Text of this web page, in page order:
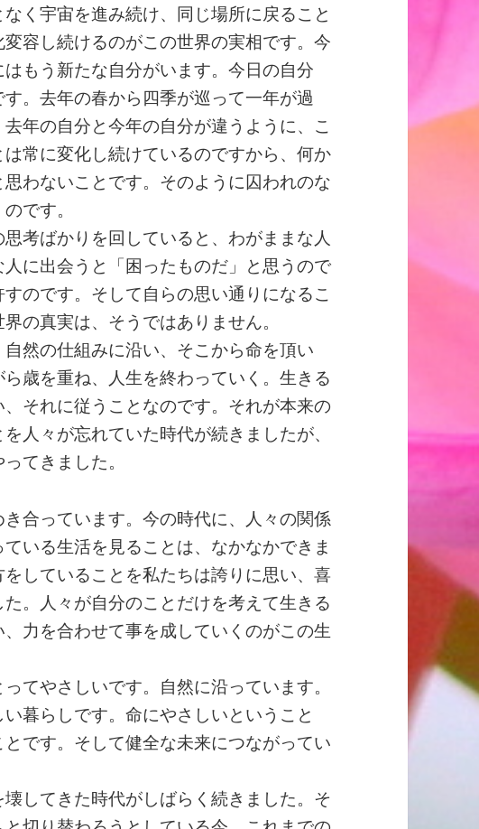
く宇宙を進み続け、同じ場所に戻ること
容し続けるのがこの世界の実相です。今
もう新たな自分がいます。今日の自分
。去年の春から四季が巡って一年が過
年の自分と今年の自分が違うように、こ
常に変化し続けているのですから、何か
わないことです。そのように囚われのな
です。
考ばかりを回していると、わがままな人
に出会うと「困ったものだ」と思うので
のです。そして自らの思い通りになるこ
の真実は、そうではありません。
然の仕組みに沿い、そこから命を頂い
歳を重ね、人生を終わっていく。生きる
それに従うことなのです。それが本来の
人々が忘れていた時代が続きましたが、
てきました。
合っています。今の時代に、人々の関係
いる生活を見ることは、なかなかできま
していることを私たちは誇りに思い、喜
。人々が自分のことだけを考えて生きる
力を合わせて事を成していくのがこの生
てやさしいです。自然に沿っています。
暮らしです。命にやさしいということ
です。そして健全な未来につながってい
してきた時代がしばらく続きました。そ